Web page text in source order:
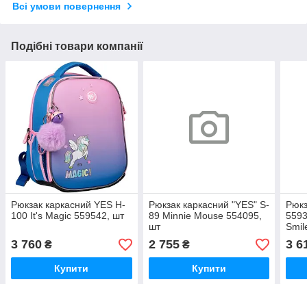
Всі умови повернення
Подібні товари компанії
Рюкзак каркасний YES H-
100 It's Magic 559542, шт
3 760 ₴
Купити
Рюкзак каркасний "YES" S-
89 Minnie Mouse 554095,
шт
2 755₴
Купити
3